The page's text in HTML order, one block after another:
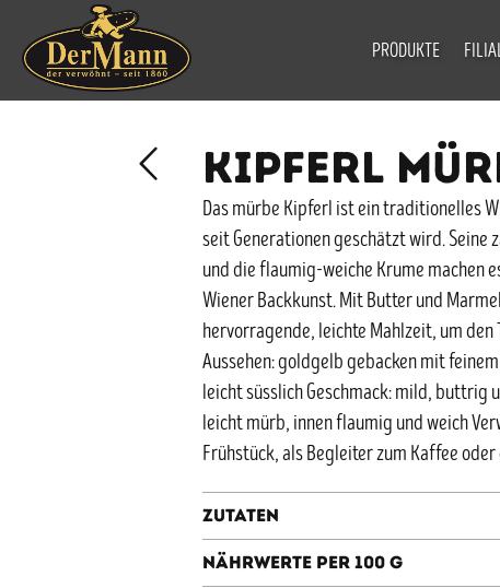
PRODUKTE
KIPFERL
Das mürbe Kipferl ist ein traditionelles
seit Generationen geschätzt wird. Seine
und die flaumig-weiche Krume machen
Wiener Backkunst. Mit Butter und
hervorragende, leichte Mahlzeit, um den
Aussehen: goldgelb gebacken mit
leicht süsslich Geschmack: mild, buttrig
leicht mürb, innen flaumig und weich
Frühstück, als Begleiter zum Kaffee oder
Zutaten
Nährwerte per 100 g